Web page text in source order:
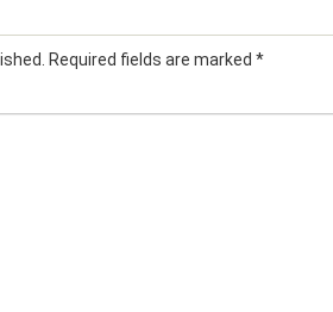
Required fields are marked *